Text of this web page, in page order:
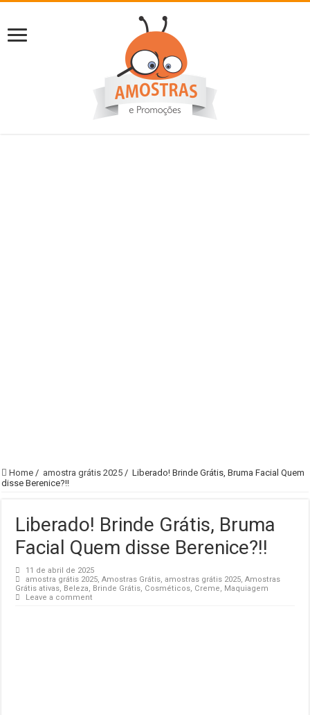
Home / amostra grátis 2025 / Liberado! Brinde Grátis, Bruma Facial Quem
disse Berenice?!!
Liberado! Brinde Grátis, Bruma
Facial Quem disse Berenice?!!
11 de abril de 2025
amostra grátis 2025,Amostras Grátis,amostras grátis 2025,Amostras
Grátis ativas, Beleza, Brinde Grátis, Cosméticos, Creme, Maquiagem
Leave a comment